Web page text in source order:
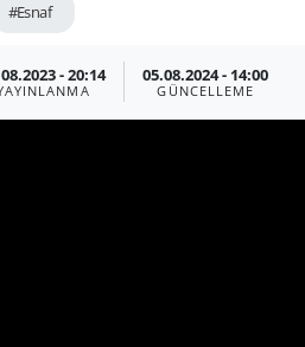
#Esnaf
- 20:14 05.08.2024 - 14:00
GÜNCELLEME